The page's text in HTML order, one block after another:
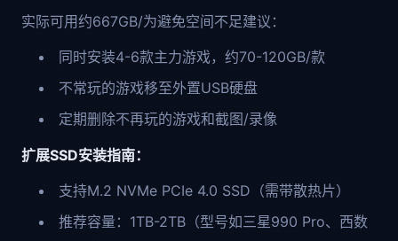
实际可用约667GB/为避免空间不足建议：
同时安装4-6款主力游戏，约70-120GB/款
不常玩的游戏移至外置USB硬盘
定期删除不再玩的游戏和截图/录像
扩展SSD安装指南：
支持M.2 NVMe PCIe 4.0 SSD（需带散热片）
推荐容量：1TB-2TB（型号如三星990 Pro、西数